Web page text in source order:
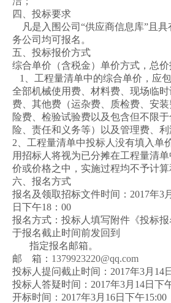
四、投标要求
凡是入围公司“供应商信息库”且具
务公司均可报名。
五、投标报价方式
综合单价（含税金）单价方式，总价
1、工程量清单中的综合单价，应
全部机械使用费、材料费、现场临
费、其他费（运杂费、质检费、安
险费、检验试验费以及包含但不限
险、责任和义务等）以及管理费、利
2、工程量清单中投标人没有填入单
用招标人将视为已分摊在工程量清
价或价格之中，实施过程均不予计算
六、报名方式
报名及领取招标文件时间：2017年3
日下午18：00
报名方式：投标人填写附件《投标
于报名截止时间前发回到
指定报名邮箱。
邮 箱： 1379923220@qq.com
投标人提问截止时间：2017年3月14
投标人答疑时间：2017年3月14日下
开标时间：2017年3月16日下午15:00